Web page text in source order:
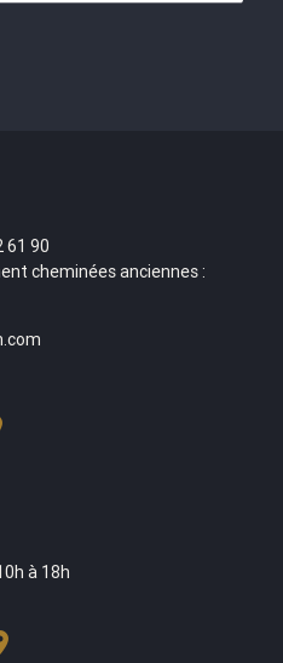
61 90
cheminées anciennes :
à 18h